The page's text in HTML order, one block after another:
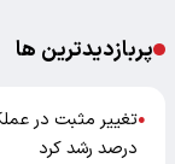
پربازدیدترین ها
●
درصد رشد کرد